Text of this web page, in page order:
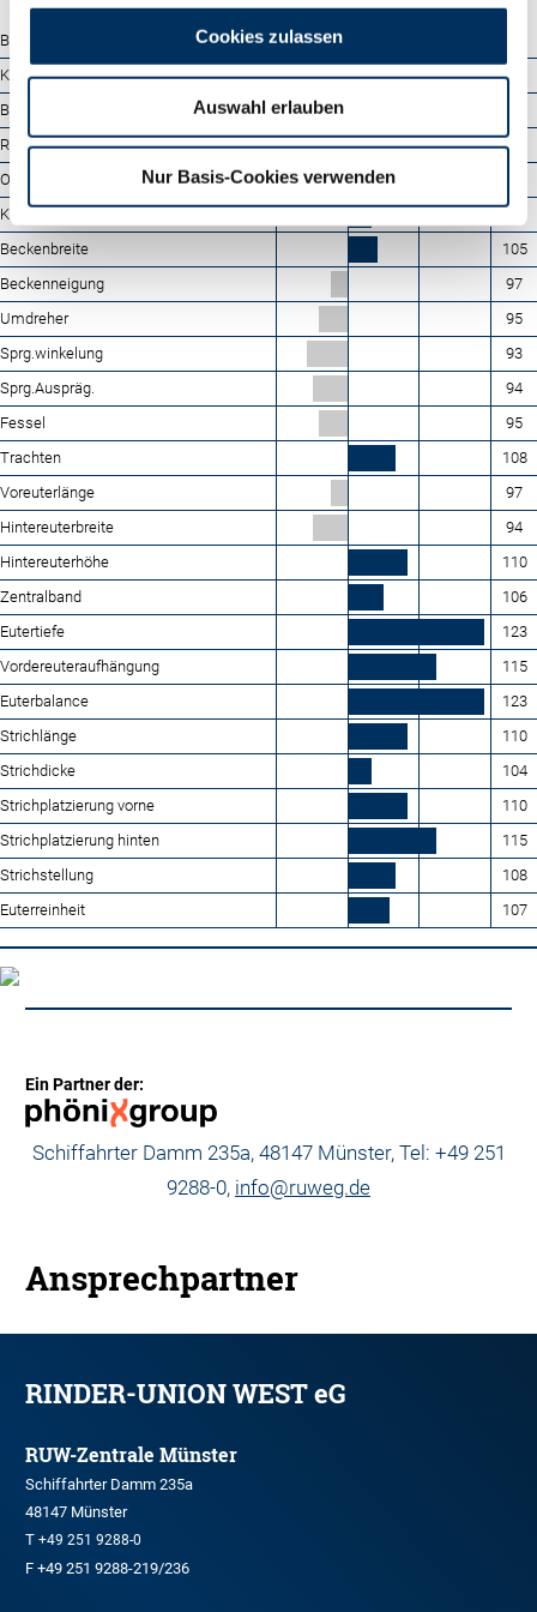
Cookies zulassen
Auswahl erlauben
Nur Basis-Cookies verwenden
Bemuskelung
Kreuzhöhe
109
Brustbreite
Rumpftiefe
102
Oberlinie
Körperlänge
Beckenbreite
105
Beckenneigung
97
Umdreher
95
Sprg.winkelung
93
Sprg.Auspräg.
94
Fessel
95
Trachten
108
Voreuterlänge
97
Hintereuterbreite
94
Hintereuterhöhe
110
Zentralband
106
Eutertiefe
123
Vordereuteraufhängung
115
Euterbalance
123
Strichlänge
110
Strichdicke
104
Strichplatzierung vorne
110
Strichplatzierung hinten
115
Strichstellung
108
Euterreinheit
107
Ein Partner der:
Schiffahrter Damm 235a, 48147 Münster, Tel: +49 251
9288-0, info@ruweg.de
Ansprechpartner
RINDER-UNION WEST eG
RUW-Zentrale Münster
Schiffahrter Damm 235a
48147 Münster
T +49 251 9288-0
F +49 251 9288-219/236